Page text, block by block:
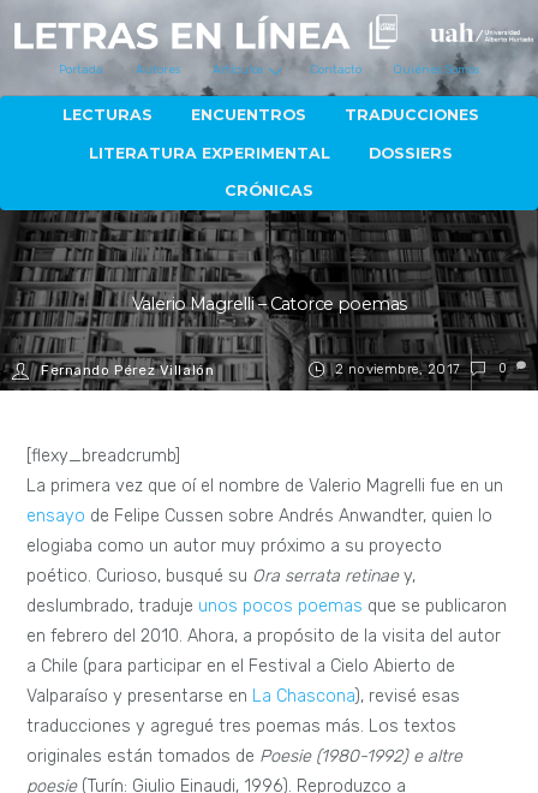
Portada Autores Artículos Contacto Quiénes Somos
LECTURAS ENCUENTROS TRADUCCIONES
LITERATURA EXPERIMENTAL DOSSIERS
CRÓNICAS
2 noviembre, 2017
Valerio Magrelli – Catorce poemas
Fernando Pérez Villalón 0
[flexy_breadcrumb]
La primera vez que oí el nombre de Valerio Magrelli fue en un
ensayo de Felipe Cussen sobre Andrés Anwandter, quien lo
elogiaba como un autor muy próximo a su proyecto
poético. Curioso, busqué su Ora serrata retinaey,
deslumbrado, traduje unos pocos poemas que se publicaron
en febrero del 2010. Ahora, a propósito de la visita del autor
a Chile (para participar en el Festival a Cielo Abierto de
Valparaíso y presentarse en La Chascona), revisé esas
traducciones y agregué tres poemas más. Los textos
originales están tomados de Poesie (1980-1992) e altre
poesie (Turín: Giulio Einaudi, 1996). Reproduzco a